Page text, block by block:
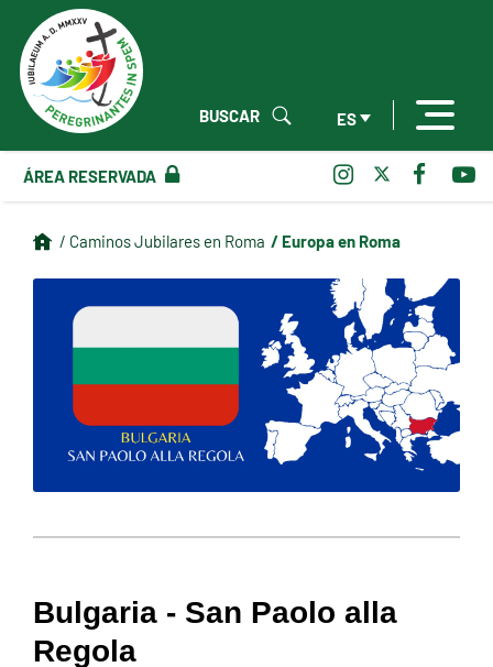
ES
BUSCAR
ÁREA RESERVADA
/ Caminos Jubilares en Roma / Europa en Roma
Bulgaria - San Paolo alla
Regola